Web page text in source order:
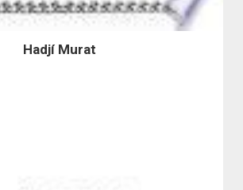
Hadjí Murat